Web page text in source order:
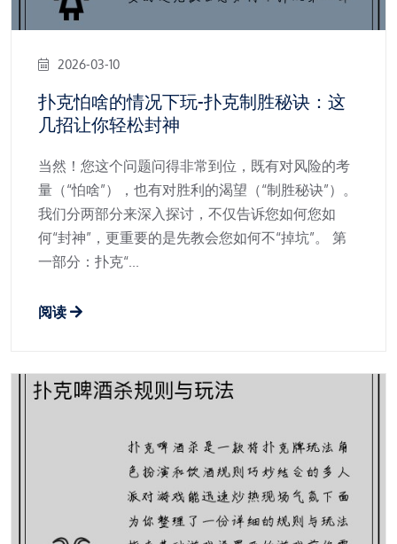
2026-03-10
扑克怕啥的情况下玩-扑克制胜秘诀：这
几招让你轻松封神
当然！您这个问题问得非常到位，既有对风险的考
量（“怕啥”），也有对胜利的渴望（“制胜秘诀”）。
我们分两部分来深入探讨，不仅告诉您如何您如
何“封神”，更重要的是先教会您如何不“掉坑”。 第
一部分：扑克“...
阅读